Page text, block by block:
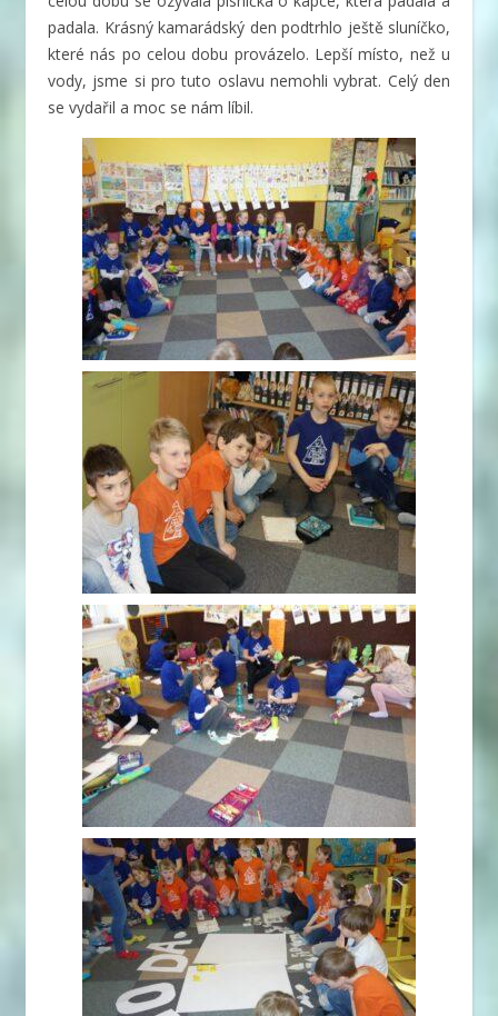
padala. Krásný kamarádský den podtrhlo ještě sluníčko,
které nás po celou dobu provázelo. Lepší místo, než u
vody, jsme si pro tuto oslavu nemohli vybrat. Celý den
se vydařil a moc se nám líbil.